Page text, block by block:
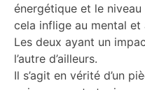
énergétique et le
cela inflige au mental et
Les deux ayant un
l’autre d’ailleurs.
Il s’agit en vérité d’un